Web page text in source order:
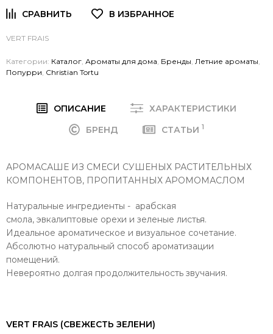
VERT FRAIS
Категории: Каталог Ароматы для дома Бренды Летние ароматы
Попурри Christian Tortu
ОПИСАНИЕ
ХАРАКТЕРИСТИКИ
БРЕНД
СТАТЬИ 1
АРОМАСАШЕ ИЗ СМЕСИ СУШЕНЫХ РАСТИТЕЛЬНЫХ
КОМПОНЕНТОВ, ПРОПИТАННЫХ АРОМОМАСЛОМ
Натуральные ингредиенты - арабская
смола, эвкалиптовые орехи и зеленые листья.
Идеальное ароматическое и визуальное сочетание.
Абсолютно натуральный способ ароматизации
помещений.
Невероятно долгая продолжительность звучания.
VERT FRAIS (СВЕЖЕСТЬ ЗЕЛЕНИ)